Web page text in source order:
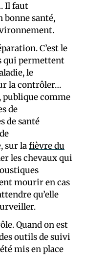
Il faut
bonne santé,
C’est le
qui permettent
le
la contrôler…
publique comme
de
de santé
sur lafièvre du
les chevaux qui
mourir en cas
qu’elle
Quand on est
outils de suivi
mis en place